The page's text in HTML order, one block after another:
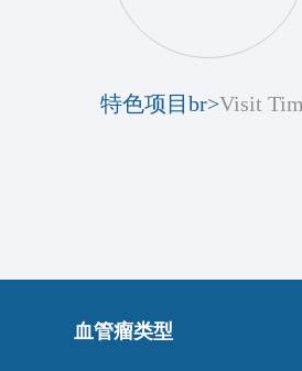
特色项目br>Visit
血管瘤类型